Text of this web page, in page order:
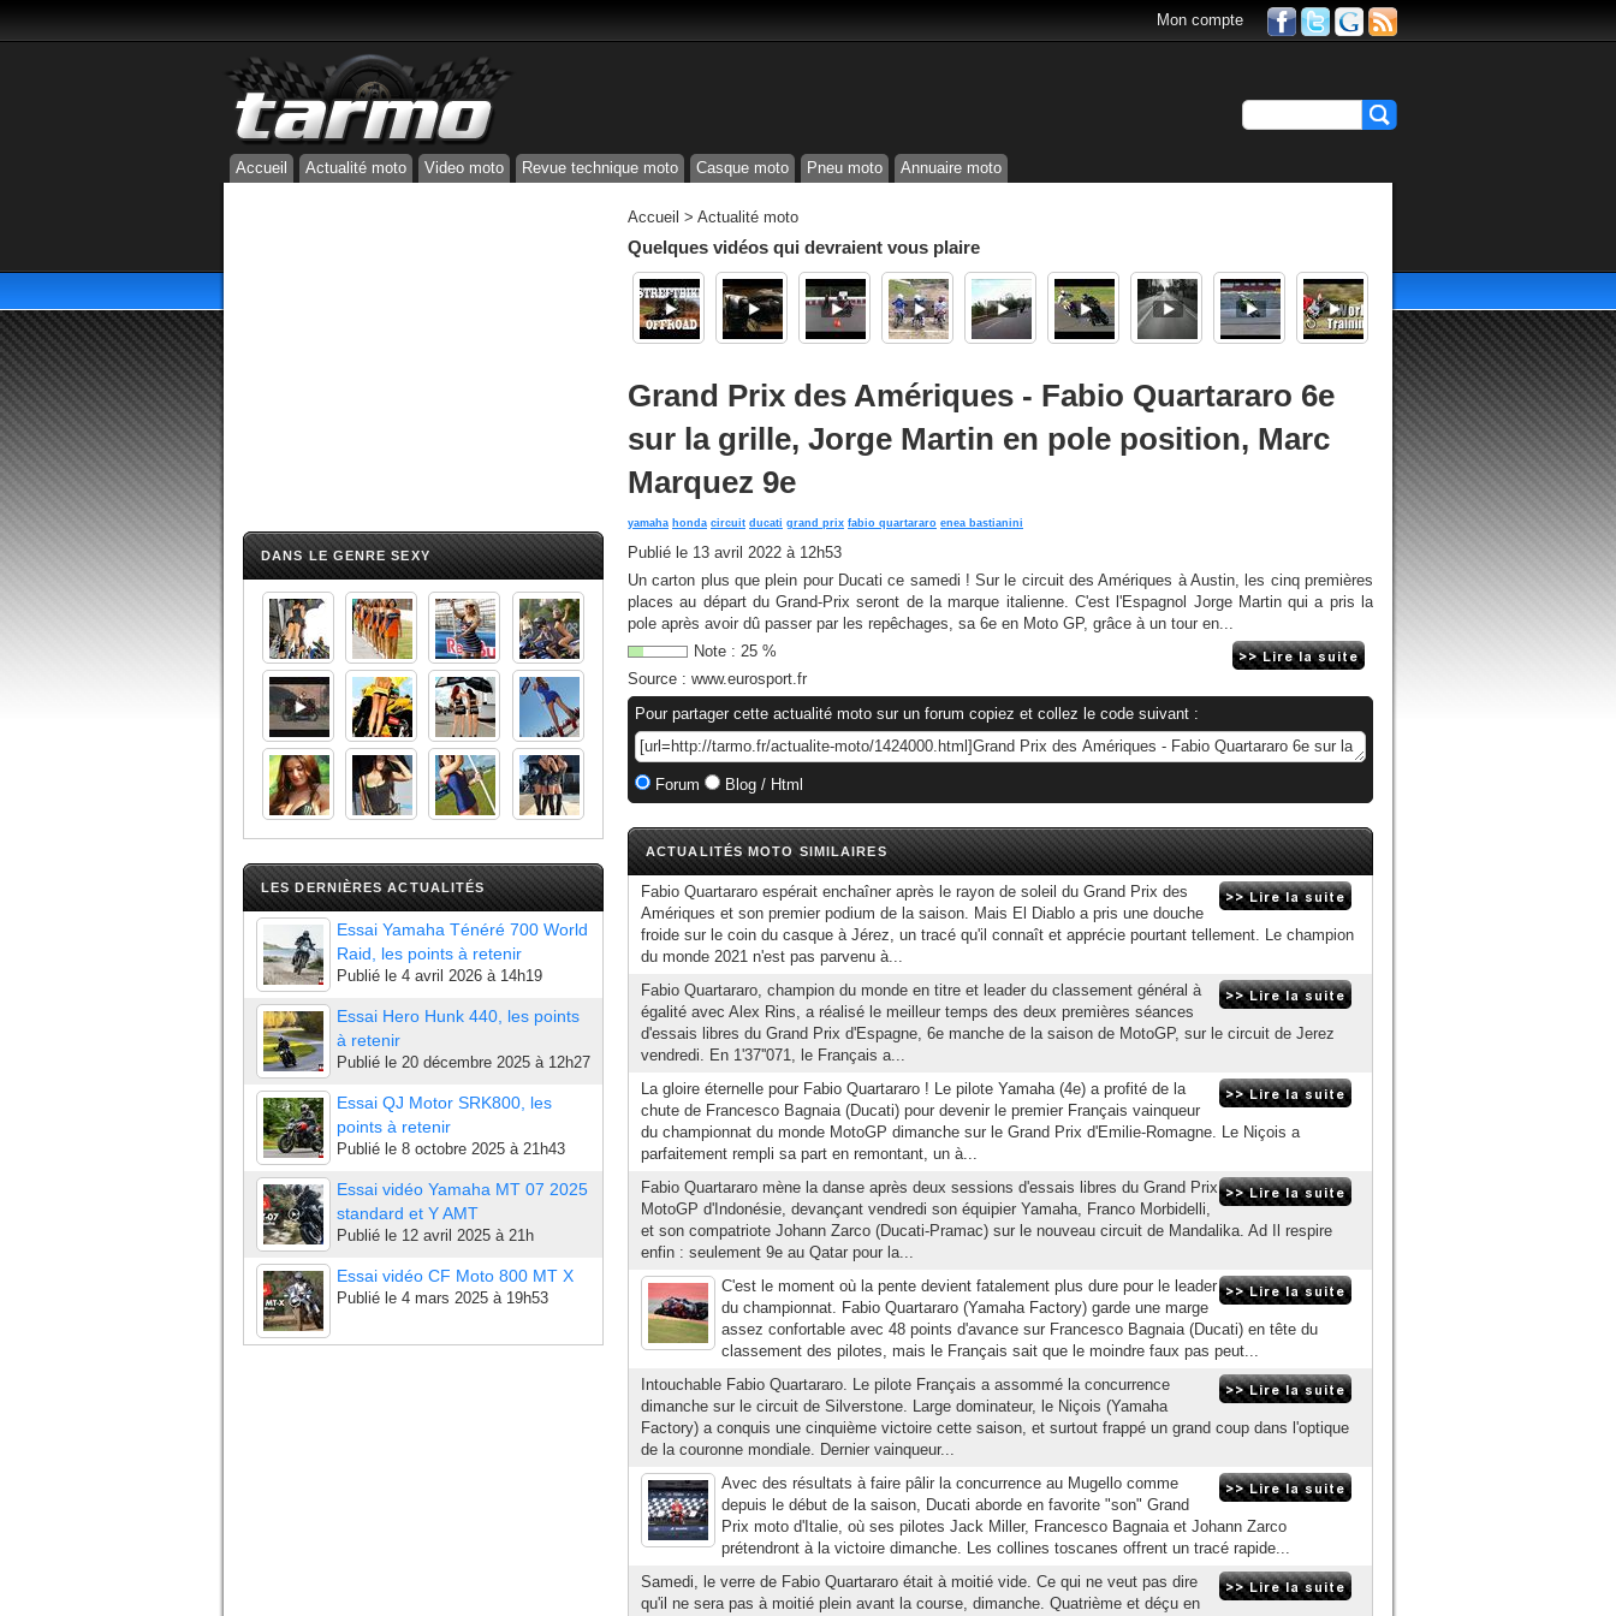
Mon compte
Accueil Actualité moto Video moto Revue technique moto Casque moto Pneu moto Annuaire moto
DANS LE GENRE SEXY
LES DERNIÈRES ACTUALITÉS
Essai Yamaha Ténéré 700 World
Raid, les points à retenir
Publié le 4 avril 2026 à 14h19
Essai Hero Hunk 440, les points
à retenir
Publié le 20 décembre 2025 à 12h27
Essai QJ Motor SRK800, les
points à retenir
Publié le 8 octobre 2025 à 21h43
Essai vidéo Yamaha MT 07 2025
standard et Y AMT
Publié le 12 avril 2025 à 21h
Essai vidéo CF Moto 800 MT X
Publié le 4 mars 2025 à 19h53
Accueil > Actualité moto
Quelques vidéos qui devraient vous plaire
Grand Prix des Amériques - Fabio Quartararo 6e
sur la grille, Jorge Martin en pole position, Marc
Marquez 9e
yamaha honda circuit ducati grand prix fabio quartararo enea bastianini
Publié le 13 avril 2022 à 12h53
Un carton plus que plein pour Ducati ce samedi ! Sur le circuit des Amériques à Austin, les cinq premières
places au départ du Grand-Prix seront de la marque italienne. C'est l'Espagnol Jorge Martin qui a pris la
pole après avoir dû passer par les repêchages, sa 6e en Moto GP, grâce à un tour en...
Note : 25 %
Source : www.eurosport.fr
Pour partager cette actualité moto sur un forum copiez et collez le code suivant :
Forum Blog / Html
ACTUALITÉS MOTO SIMILAIRES
Fabio Quartararo espérait enchaîner après le rayon de soleil du Grand Prix des
Amériques et son premier podium de la saison. Mais El Diablo a pris une douche
froide sur le coin du casque à Jérez, un tracé qu'il connaît et apprécie pourtant tellement. Le champion
du monde 2021 n'est pas parvenu à...
Fabio Quartararo, champion du monde en titre et leader du classement général à
égalité avec Alex Rins, a réalisé le meilleur temps des deux premières séances
d'essais libres du Grand Prix d'Espagne, 6e manche de la saison de MotoGP, sur le circuit de Jerez
vendredi. En 1'37''071, le Français a...
La gloire éternelle pour Fabio Quartararo ! Le pilote Yamaha (4e) a profité de la
chute de Francesco Bagnaia (Ducati) pour devenir le premier Français vainqueur
du championnat du monde MotoGP dimanche sur le Grand Prix d'Emilie-Romagne. Le Niçois a
parfaitement rempli sa part en remontant, un à...
Fabio Quartararo mène la danse après deux sessions d'essais libres du Grand Prix
MotoGP d'Indonésie, devançant vendredi son équipier Yamaha, Franco Morbidelli,
et son compatriote Johann Zarco (Ducati-Pramac) sur le nouveau circuit de Mandalika. Ad Il respire
enfin : seulement 9e au Qatar pour la...
C'est le moment où la pente devient fatalement plus dure pour le leader
du championnat. Fabio Quartararo (Yamaha Factory) garde une marge
assez confortable avec 48 points d'avance sur Francesco Bagnaia (Ducati) en tête du
classement des pilotes, mais le Français sait que le moindre faux pas peut...
Intouchable Fabio Quartararo. Le pilote Français a assommé la concurrence
dimanche sur le circuit de Silverstone. Large dominateur, le Niçois (Yamaha
Factory) a conquis une cinquième victoire cette saison, et surtout frappé un grand coup dans l'optique
de la couronne mondiale. Dernier vainqueur...
Avec des résultats à faire pâlir la concurrence au Mugello comme
depuis le début de la saison, Ducati aborde en favorite "son" Grand
Prix moto d'Italie, où ses pilotes Jack Miller, Francesco Bagnaia et Johann Zarco
prétendront à la victoire dimanche. Les collines toscanes offrent un tracé rapide...
Samedi, le verre de Fabio Quartararo était à moitié vide. Ce qui ne veut pas dire
qu'il ne sera pas à moitié plein avant la course, dimanche. Quatrième et déçu en